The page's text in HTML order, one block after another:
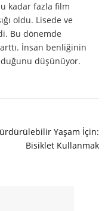
kadar fazla film
oldu. Lisede ve
Bu dönemde
İnsan benliğinin
düşünüyor.
Yaşam İçin:
Bisiklet Kullanmak